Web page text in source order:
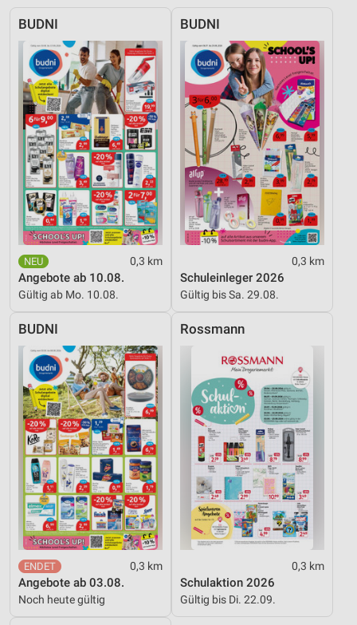
BUDNI
0,3 km
Angebote ab 10.08.
Gültig ab Mo. 10.08.
BUDNI
0,3 km
Schuleinleger 2026
Gültig bis Sa. 29.08.
BUDNI
0,3 km
Angebote ab 03.08.
Noch heute gültig
Rossmann
0,3 km
Schulaktion 2026
Gültig bis Di. 22.09.
Entwicklung und Verbesserung der Angebote
Verwendung reduzierter Daten zur Auswahl von
Inhalten
IAB-Besonderheiten:
Verwendung genauer Standortdaten
Geräte anhand von aktiv angeforderten
Informationen identifizieren
Nicht-IAB-Verarbeitungszwecke:
Notwendig
Performance
Funktional